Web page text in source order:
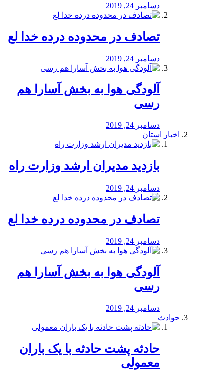
دسامبر 24, 2019
تصادف در محدوده درده خدا لع
دسامبر 24, 2019
آلودگی هوا به بخش آسارا هم
رسی
دسامبر 24, 2019
اخبار استان
بازدید مدیران ارشد وزارت راه
دسامبر 24, 2019
تصادف در محدوده درده خدا لع
دسامبر 24, 2019
آلودگی هوا به بخش آسارا هم
رسی
دسامبر 24, 2019
حوادث
️حادثه پشت حادثه با یک باران
معمولی